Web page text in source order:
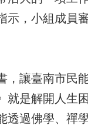
示，小組成員
，讓臺南市民
是解開人生
透過佛學、禪